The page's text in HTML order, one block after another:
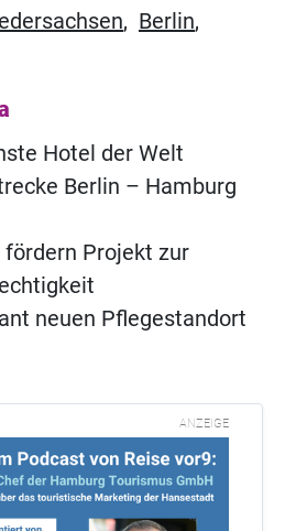
, Berlin,
Hotel der Welt
Berlin – Hamburg
fördern Projekt zur
neuen Pflegestandort
ANZEIGE